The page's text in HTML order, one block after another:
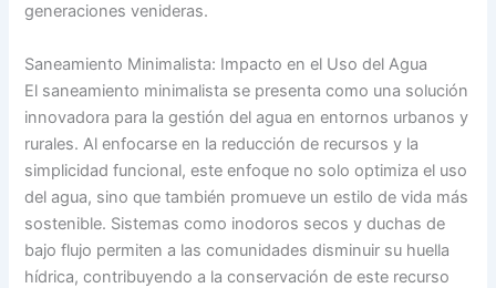
generaciones venideras.
Saneamiento Minimalista: Impacto en el Uso del Agua
El saneamiento minimalista se presenta como una solución
innovadora para la gestión del agua en entornos urbanos y
rurales. Al enfocarse en la reducción de recursos y la
simplicidad funcional, este enfoque no solo optimiza el uso
del agua, sino que también promueve un estilo de vida más
sostenible. Sistemas como inodoros secos y duchas de
bajo flujo permiten a las comunidades disminuir su huella
hídrica, contribuyendo a la conservación de este recurso